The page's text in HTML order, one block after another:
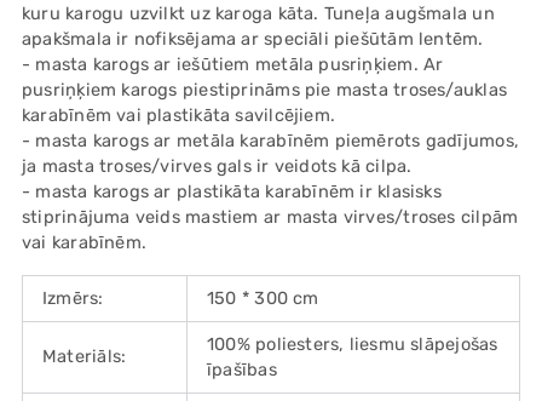
kuru karogu uzvilkt uz karoga kāta. Tuneļa augšmala un
apakšmala ir nofiksējama ar speciāli piešūtām lentēm.
- masta karogs ar iešūtiem metāla pusriņķiem. Ar
pusriņķiem karogs piestiprināms pie masta troses/auklas
karabīnēm vai plastikāta savilcējiem.
- masta karogs ar metāla karabīnēm piemērots gadījumos,
ja masta troses/virves gals ir veidots kā cilpa.
- masta karogs ar plastikāta karabīnēm ir klasisks
stiprinājuma veids mastiem ar masta virves/troses cilpām
vai karabīnēm.
Izmērs: 150 * 300 cm
Materiāls:
100% poliesters, liesmu slāpejošas
īpašības